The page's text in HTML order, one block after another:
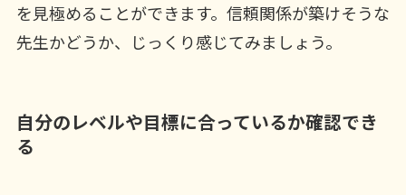
を見極めることができます。信頼関係が築けそうな
先生かどうか、じっくり感じてみましょう。
自分のレベルや目標に合っているか確認でき
る